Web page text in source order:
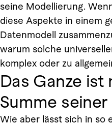
seine Modellierung.
diese Aspekte in einem
Datenmodell
warum solche
komplex oder zu
Das Ganze ist
Summe seiner
Wie aber lässt sich in so